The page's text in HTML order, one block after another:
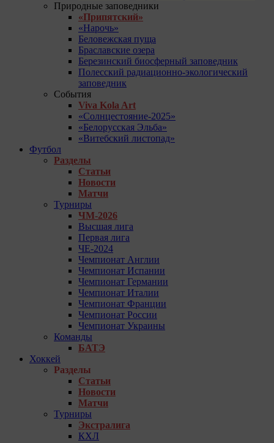
Природные заповедники
«Припятский»
«Нарочь»
Беловежская пуща
Браславские озера
Березинский биосферный заповедник
Полесский радиационно-экологический
заповедник
События
Viva Kola Art
«Солнцестояние-2025»
«Белорусская Эльба»
«Витебский листопад»
Футбол
Разделы
Статьи
Новости
Матчи
Турниры
ЧМ-2026
Высшая лига
Первая лига
ЧЕ-2024
Чемпионат Англии
Чемпионат Испании
Чемпионат Германии
Чемпионат Италии
Чемпионат Франции
Чемпионат России
Чемпионат Украины
Команды
БАТЭ
Хоккей
Разделы
Статьи
Новости
Матчи
Турниры
Экстралига
КХЛ